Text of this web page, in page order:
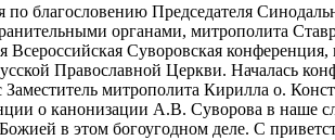
по благословению Председателя
органами, митрополита
Всероссийская Суворовская
Православной Церкви. Началась
Заместитель митрополита Кирилла о.
о канонизации А.В. Суворова в наше
в этом богоугодном деле. С